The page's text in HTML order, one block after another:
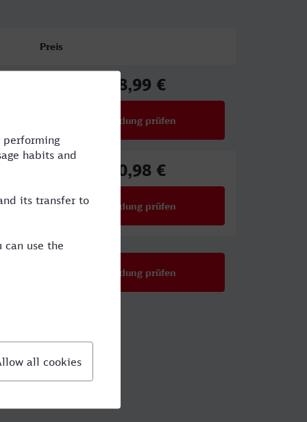
Preis
48,99 €
Verbindung prüfen
70,98 €
Verbindung prüfen
Verbindung prüfen